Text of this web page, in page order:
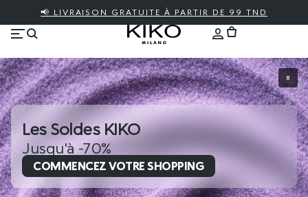
📢 LIVRAISON GRATUITE À PARTIR DE 99 TND
Les Soldes KIKO
Jusqu'à -70%
COMMENCEZ VOTRE SHOPPING